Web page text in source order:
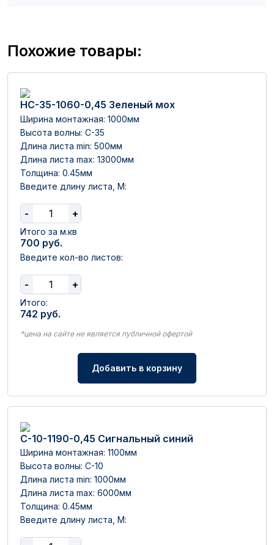
Похожие товары:
НС-35-1060-0,45 Зеленый мох
Ширина монтажная: 1000мм
Высота волны: C-35
Длина листа min: 500мм
Длина листа max: 13000мм
Толщина: 0.45мм
Введите длину листа, М:
- +
Итого за м.кв
700 руб.
Введите кол-во листов:
- +
Итого:
742 руб.
*цена на сайте не является публичной офертой
Добавить в корзину
С-10-1190-0,45 Сигнальный синий
Ширина монтажная: 1100мм
Высота волны: C-10
Длина листа min: 1000мм
Длина листа max: 6000мм
Толщина: 0.45мм
Введите длину листа, М: